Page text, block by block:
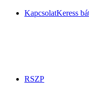
KapcsolatKeress
RSZP